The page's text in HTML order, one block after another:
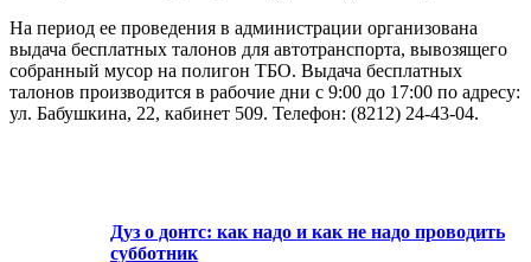
На период ее проведения в администрации организована
выдача бесплатных талонов для автотранспорта, вывозящего
собранный мусор на полигон ТБО. Выдача бесплатных
талонов производится в рабочие дни с 9:00 до 17:00 по адресу:
ул. Бабушкина, 22, кабинет 509. Телефон: (8212) 24-43-04.
Дуз о донтс: как надо и как не надо проводить
субботник